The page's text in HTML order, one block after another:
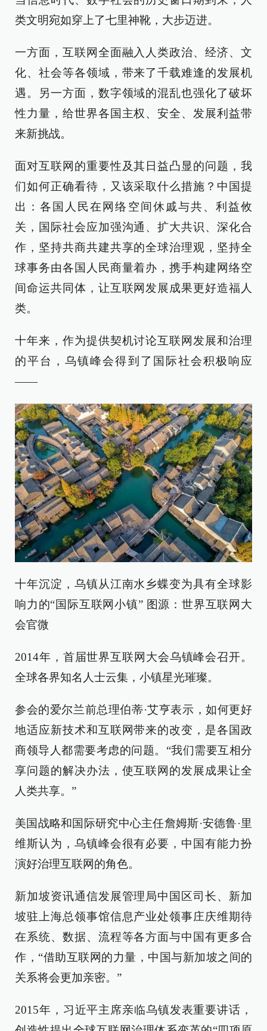
类文明宛如穿上了七里神靴，大步迈进。
一方面，互联网全面融入人类政治、经济、文
化、社会等各领域，带来了千载难逢的发展机
遇。另一方面，数字领域的混乱也强化了破坏
性力量，给世界各国主权、安全、发展利益带
来新挑战。
面对互联网的重要性及其日益凸显的问题，我
们如何正确看待，又该采取什么措施？中国提
出：各国人民在网络空间休戚与共、利益攸
关，国际社会应加强沟通、扩大共识、深化合
作，坚持共商共建共享的全球治理观，坚持全
球事务由各国人民商量着办，携手构建网络空
间命运共同体，让互联网发展成果更好造福人
类。
十年来，作为提供契机讨论互联网发展和治理
的平台，乌镇峰会得到了国际社会积极响应
——
十年沉淀，乌镇从江南水乡蝶变为具有全球影
响力的“国际互联网小镇” 图源：世界互联网大
会官微
2014年，首届世界互联网大会乌镇峰会召开。
全球各界知名人士云集，小镇星光璀璨。
参会的爱尔兰前总理伯蒂·艾亨表示，如何更好
地适应新技术和互联网带来的改变，是各国政
商领导人都需要考虑的问题。“我们需要互相分
享问题的解决办法，使互联网的发展成果让全
人类共享。”
美国战略和国际研究中心主任詹姆斯·安德鲁·里
维斯认为，乌镇峰会很有必要，中国有能力扮
演好治理互联网的角色。
新加坡资讯通信发展管理局中国区司长、新加
坡驻上海总领事馆信息产业处领事庄庆维期待
在系统、数据、流程等各方面与中国有更多合
作，“借助互联网的力量，中国与新加坡之间的
关系将会更加亲密。”
2015年，习近平主席亲临乌镇发表重要讲话，